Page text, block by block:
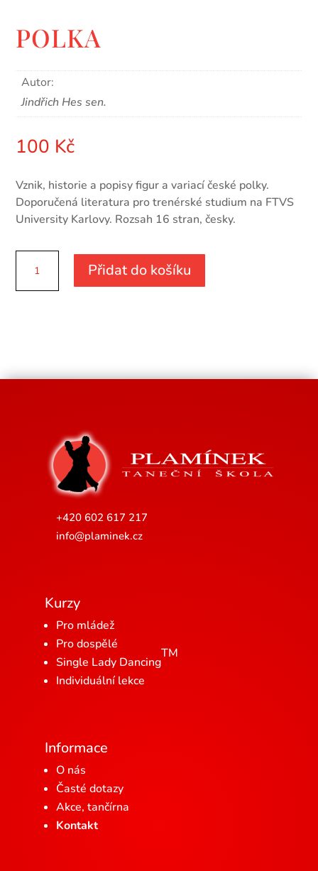
POLKA
Autor:
Jindřich Hes sen.
100 Kč
Vznik, historie a popisy figur a variací české polky.
Doporučená literatura pro trenérské studium na FTVS
University Karlovy. Rozsah 16 stran, česky.
množství
Přidat do košíku
+420 602 617 217
info@plaminek.cz
Kurzy
Pro mládež
Pro dospělé
Single Lady Dancing
TM
Individuální lekce
Informace
O nás
Časté dotazy
Akce, tančírna
Kontakt